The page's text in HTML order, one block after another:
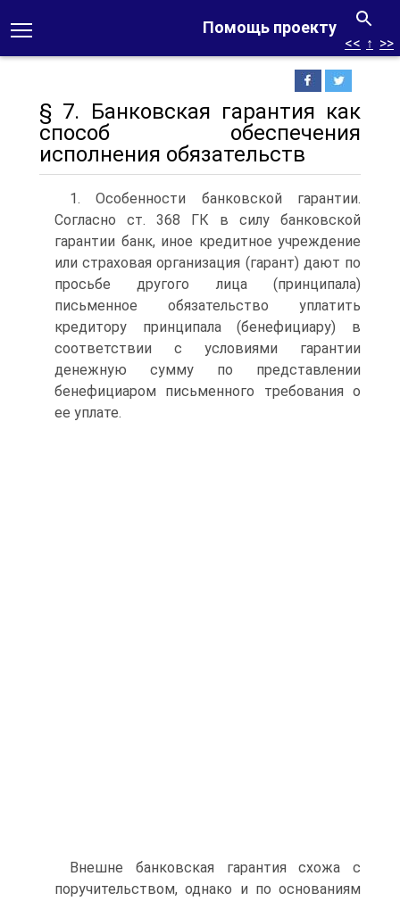
Помощь проекту
<< ↑ >>
§ 7. Банковская гарантия как
способ обеспечения
исполнения обязательств
1. Особенности банковской гарантии.
Согласно ст. 368 ГК в силу банковской
гарантии банк, иное кредитное учреждение
или страховая организация (гарант) дают по
просьбе другого лица (принципала)
письменное обязательство уплатить
кредитору принципала (бенефициару) в
соответствии с условиями гарантии
денежную сумму по представлении
бенефициаром письменного требования о
ее уплате.
Внешне банковская гарантия схожа с
поручительством, однако и по основаниям